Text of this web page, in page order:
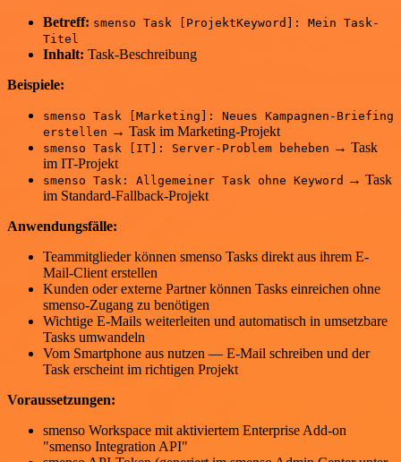
Betreff: smenso Task [ProjektKeyword]: Mein Task-
Titel
Inhalt: Task-Beschreibung
Beispiele:
smenso Task [Marketing]: Neues Kampagnen-Briefing
erstellen → Task im Marketing-Projekt
smenso Task [IT]: Server-Problem beheben → Task
im IT-Projekt
smenso Task: Allgemeiner Task ohne Keyword → Task
im Standard-Fallback-Projekt
Anwendungsfälle:
Teammitglieder können smenso Tasks direkt aus ihrem E-
Mail-Client erstellen
Kunden oder externe Partner können Tasks einreichen ohne
smenso-Zugang zu benötigen
Wichtige E-Mails weiterleiten und automatisch in umsetzbare
Tasks umwandeln
Vom Smartphone aus nutzen — E-Mail schreiben und der
Task erscheint im richtigen Projekt
Voraussetzungen:
smenso Workspace mit aktiviertem Enterprise Add-on
"smenso Integration API"